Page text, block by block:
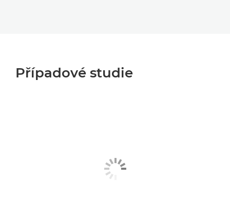
Případové studie